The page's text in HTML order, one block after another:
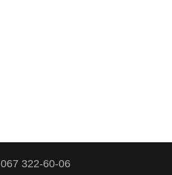
067 322-60-06